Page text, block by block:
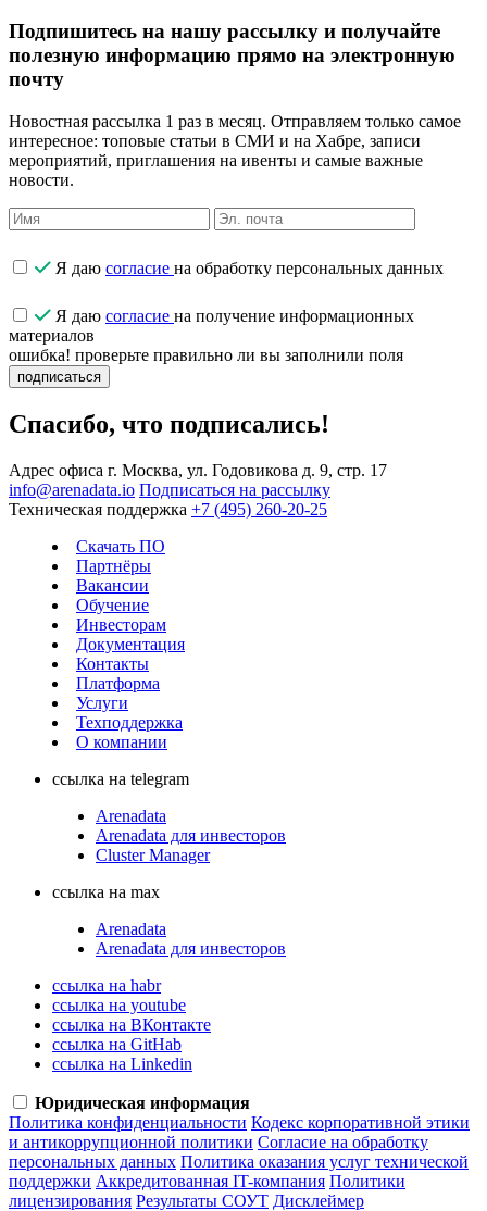
Подпишитесь на нашу рассылку и получайте
полезную информацию прямо на электронную
почту
Новостная рассылка 1 раз в месяц. Отправляем только самое
интересное: топовые статьи в СМИ и на Хабре, записи
мероприятий, приглашения на ивенты и самые важные
новости.
Я даю согласие на обработку персональных данных
Я даю согласие на получение информационных
материалов
ошибка! проверьте правильно ли вы заполнили поля
подписаться
Спасибо, что подписались!
Адрес офиса г. Москва, ул. Годовикова д. 9, стр. 17
info@arenadata.io Подписаться на рассылку
Техническая поддержка +7 (495) 260-20-25
Скачать ПО
Партнёры
Вакансии
Обучение
Инвесторам
Документация
Контакты
Платформа
Услуги
Техподдержка
О компании
ссылка на telegram
Arenadata
Arenadata для инвесторов
Cluster Manager
ссылка на max
Arenadata
Arenadata для инвесторов
ссылка на habr
ссылка на youtube
ссылка на ВКонтакте
ссылка на GitHab
ссылка на Linkedin
Юридическая информация
Политика конфиденциальности Кодекс корпоративной этики
и антикоррупционной политики Согласие на обработку
персональных данных Политика оказания услуг технической
поддержки Аккредитованная IT-компания Политики
лицензирования Результаты СОУТ Дисклеймер